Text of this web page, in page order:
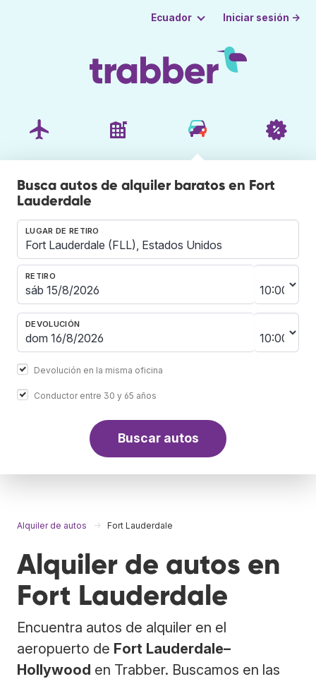
Ecuador Iniciar sesión →
Busca autos de alquiler baratos en Fort
Lauderdale
LUGAR DE RETIRO
RETIRO
DEVOLUCIÓN
Devolución en la misma oficina
Conductor entre 30 y 65 años
Buscar autos
Alquiler de autos Fort Lauderdale
Alquiler de autos en
Fort Lauderdale
Encuentra autos de alquiler en el
aeropuerto de Fort Lauderdale–
Hollywood en Trabber. Buscamos en las